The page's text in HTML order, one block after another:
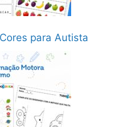
para Autista